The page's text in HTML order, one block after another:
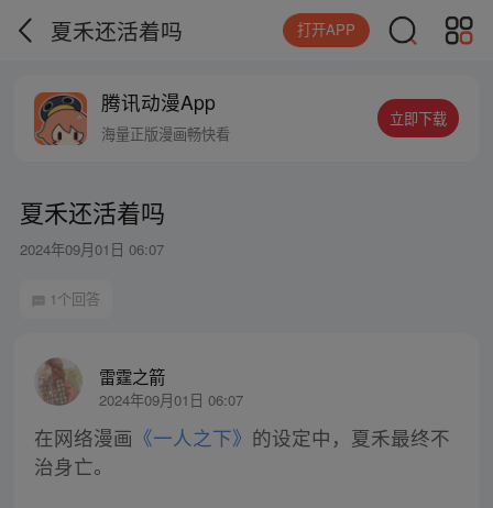
夏禾还活着吗 打开APP
腾讯动漫App
海量正版漫画畅快看
立即下载
夏禾还活着吗
2024年09月01日 06:07
1个回答
雷霆之箭
2024年09月01日 06:07
在网络漫画 《一人之下》 的设定中，夏禾最终不
治身亡。